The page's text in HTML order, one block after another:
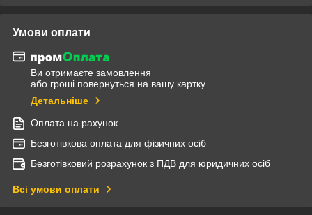
Умови оплати
Ви отримаєте замовлення
або гроші повернуться на вашу картку
Детальніше
Оплата на рахунок
Безготівкова оплата для фізичних осіб
Безготівковий розрахунок з ПДВ для юридичних осіб
Всі умови оплати